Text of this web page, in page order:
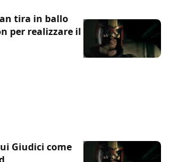
tira in ballo
per realizzare il
Giudici come